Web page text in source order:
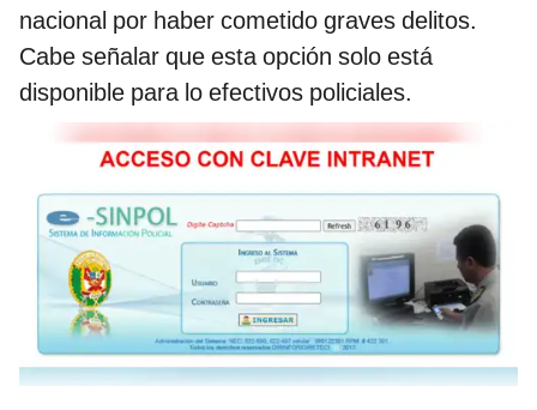
nacional por haber cometido graves delitos.
Cabe señalar que esta opción solo está
disponible para lo efectivos policiales.